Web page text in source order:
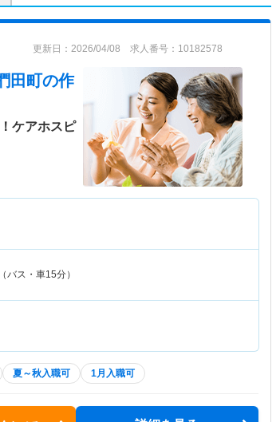
更新日：2026/04/08 求人番号：10182578
田町の作
ケアホスピ
バス・車15分）
夏～秋入職可 1月入職可